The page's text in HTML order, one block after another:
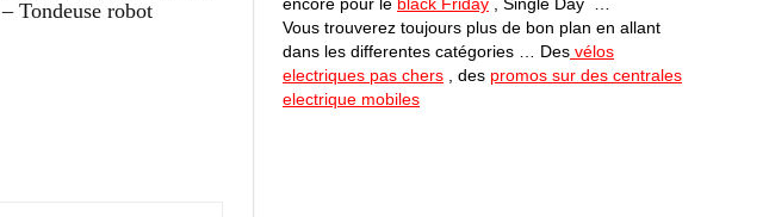
– Tondeuse robot
Vous trouverez toujours plus de bon plan en allant
dans les differentes catégories … Des vélos
electriques pas chers , des promos sur des centrales
electrique mobiles